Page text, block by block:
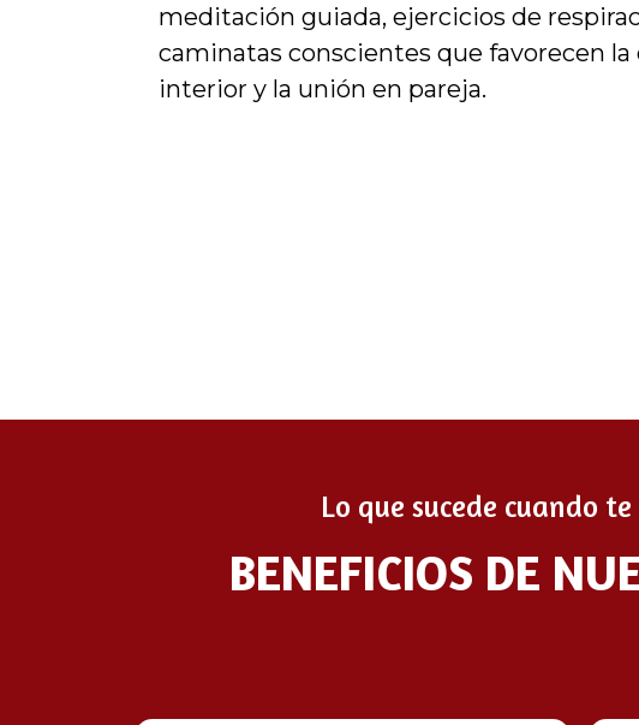
meditación guiada, ejercicios de
caminatas conscientes que favorecen la
interior y la unión en pareja.
Lo que sucede cuando
BENEFICIOS DE